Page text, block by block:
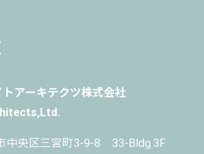
アーキテクツ株式会社
中央区三宮町3-9-8 33-Bldg.3F